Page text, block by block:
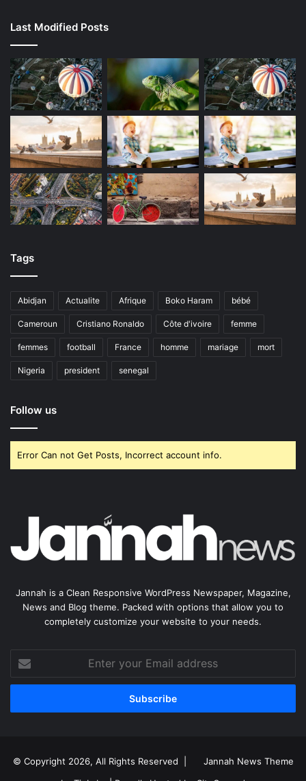
Last Modified Posts
Tags
Abidjan Actualite Afrique Boko Haram bébé
Cameroun Cristiano Ronaldo Côte d'ivoire femme
femmes football France homme mariage mort
Nigeria president senegal
Follow us
Error Can not Get Posts, Incorrect account info.
Jannah is a Clean Responsive WordPress Newspaper, Magazine,
News and Blog theme. Packed with options that allow you to
completely customize your website to your needs.
your
Email
© Copyright 2026, All Rights Reserved |
Jannah News Theme